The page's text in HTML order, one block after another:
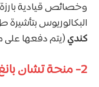
وخصائص قيادية
البكالوريوس
كندي(يتم دفعها على مدى 4
2- منحة تشان بانغ كوين التذكارية الدولية للتميز: